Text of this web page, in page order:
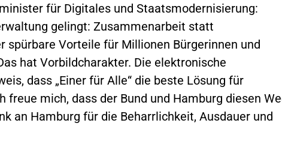
für Digitales und Staatsmodernisierung:
gelingt: Zusammenarbeit statt
spürbare Vorteile für Millionen Bürgerinnen und
hat Vorbildcharakter. Die elektronische
dass „Einer für Alle“ die beste Lösung für
freue mich, dass der Bund und Hamburg diesen
an Hamburg für die Beharrlichkeit, Ausdauer und